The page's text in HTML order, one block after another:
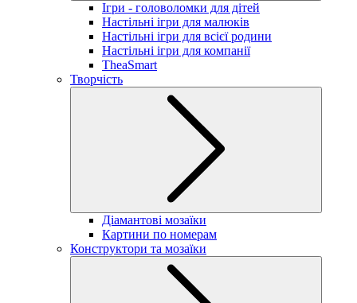
Ігри - головоломки для дітей
Настільні ігри для малюків
Настільні ігри для всієї родини
Настільні ігри для компанії
TheaSmart
Творчість
Діамантові мозаїки
Картини по номерам
Конструктори та мозаїки